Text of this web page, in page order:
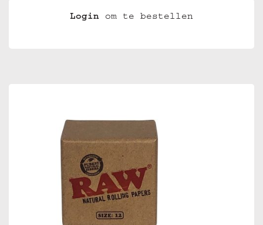
Login om te bestellen